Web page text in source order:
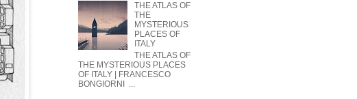
THE ATLAS OF
THE
MYSTERIOUS
PLACES OF
ITALY
THE ATLAS OF
THE MYSTERIOUS PLACES
OF ITALY | FRANCESCO
BONGIORNI ...